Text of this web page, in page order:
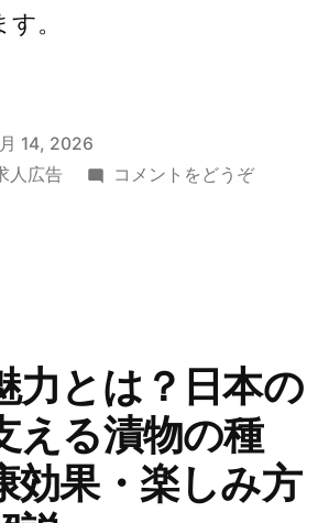
。
14, 2026
人広告 コメントをどうぞ(求
を
高
め
る
力とは？日本の
える漬物の種
効果・楽しみ方